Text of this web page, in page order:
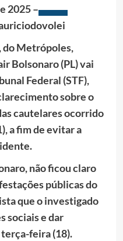
2025 –
do Metrópoles,
Bolsonaro (PL) vai
Federal (STF),
sobre o
cautelares ocorrido
a fim de evitar a
não ficou claro
públicas do
que o investigado
sociais e dar
feira (18).